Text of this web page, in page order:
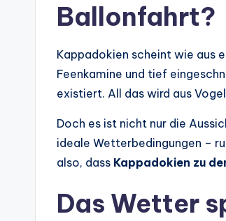
Ballonfahrt?
Kappadokien scheint wie aus
Feenkamine und tief
existiert. All das wird aus
Doch es ist nicht nur die
ideale Wetterbedingungen –
also, dass Kappadokien zu
Das Wetter